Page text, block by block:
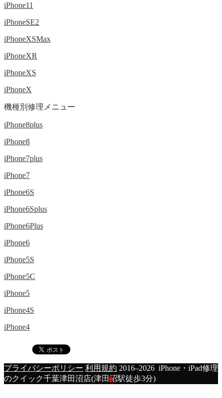
iPhone11
iPhoneSE2
iPhoneXSMax
iPhoneXR
iPhoneXS
iPhoneX
機種別修理メニュー
iPhone8plus
iPhone8
iPhone7plus
iPhone7
iPhone6S
iPhone6Splus
iPhone6Plus
iPhone6
iPhone5S
iPhone5C
iPhone5
iPhone4S
iPhone4
プライバシーポリシー 利用規約 2016–2026 iPhone・iPad修理
のクイック千葉津田沼店(津田沼駅徒歩3分)